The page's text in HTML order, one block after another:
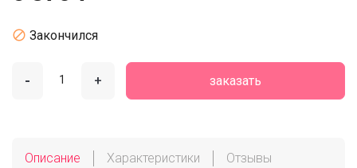
 Закончился
- + заказать
Описание Характеристики Отзывы